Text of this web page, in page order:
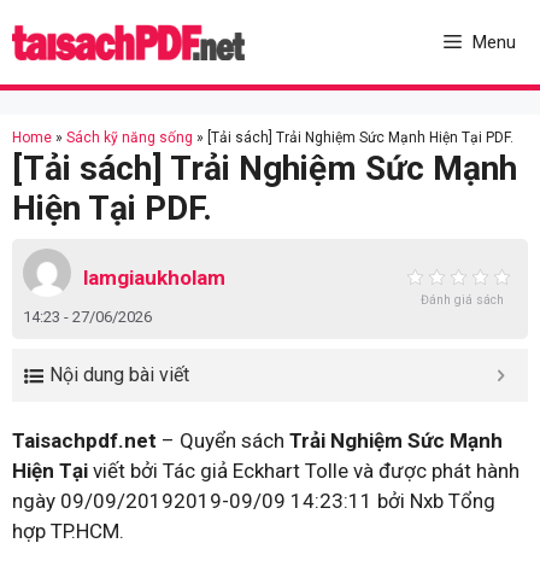
to
Menu
Home » Sách kỹ năng sống » [Tải sách] Trải Nghiệm Sức Mạnh Hiện Tại PDF.
[Tải sách] Trải Nghiệm Sức Mạnh
Hiện Tại PDF.
lamgiaukholam
14:23 - 27/06/2026
Đánh giá sách
Nội dung bài viết
Taisachpdf.net – Quyển sách Trải Nghiệm Sức Mạnh
Hiện Tại viết bởi Tác giả Eckhart Tolle và được phát hành
ngày 09/09/20192019-09/09 14:23:11 bởi Nxb Tổng
hợp TP.HCM.